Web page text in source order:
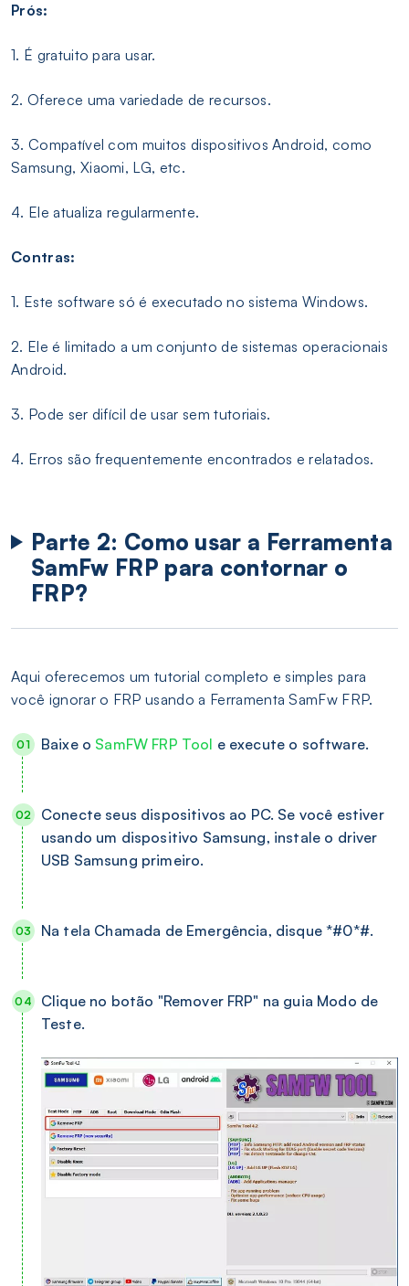
Prós:
1. É gratuito para usar.
2. Oferece uma variedade de recursos.
3. Compatível com muitos dispositivos Android, como
Samsung, Xiaomi, LG, etc.
4. Ele atualiza regularmente.
Contras:
1. Este software só é executado no sistema Windows.
2. Ele é limitado a um conjunto de sistemas operacionais
Android.
3. Pode ser difícil de usar sem tutoriais.
4. Erros são frequentemente encontrados e relatados.
Parte 2: Como usar a Ferramenta
SamFw FRP para contornar o
FRP?
Aqui oferecemos um tutorial completo e simples para
você ignorar o FRP usando a Ferramenta SamFw FRP.
Baixe o SamFW FRP Tool e execute o software.
Conecte seus dispositivos ao PC. Se você estiver
usando um dispositivo Samsung, instale o driver
USB Samsung primeiro.
Na tela Chamada de Emergência, disque *#0*#.
Clique no botão "Remover FRP" na guia Modo de
Teste.